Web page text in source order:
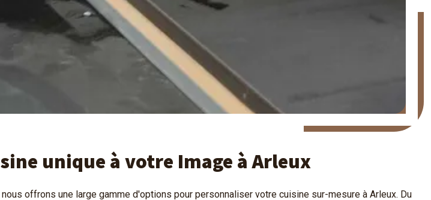
unique à votre Image à Arleux
offrons une large gamme d'options pour personnaliser votre cuisine sur-mesure à Arleux. Du